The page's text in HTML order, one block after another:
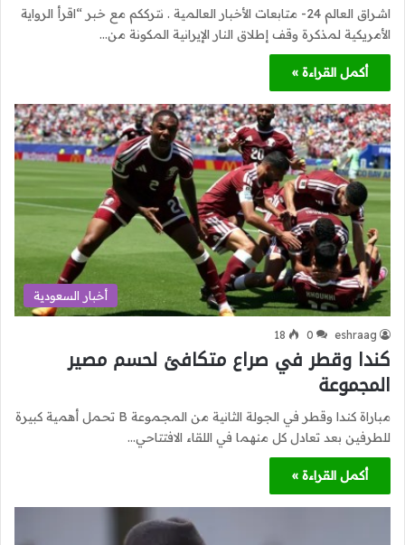
اشراق العالم 24- متابعات الأخبار العالمية . نترككم مع خبر “اقرأ الرواية
الأمريكية لمذكرة وقف إطلاق النار الإيرانية المكونة من…
أكمل القراءة »
أخبار السعودية
eshraag
0
18
كندا وقطر في صراع متكافئ لحسم مصير
المجموعة
مباراة كندا وقطر في الجولة الثانية من المجموعة B تحمل أهمية كبيرة
للطرفين بعد تعادل كل منهما في اللقاء الافتتاحي…
أكمل القراءة »